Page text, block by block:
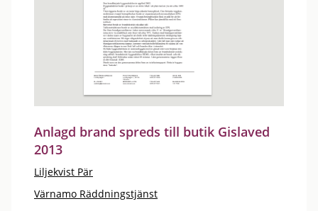
Anlagd brand spreds till butik Gislaved
2013
Liljekvist Pär
Värnamo Räddningstjänst